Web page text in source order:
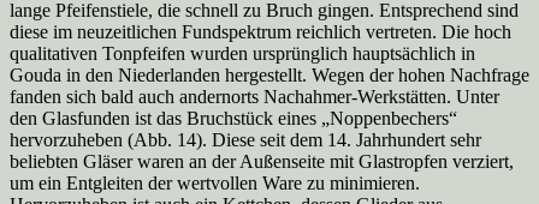
lange Pfeifenstiele, die schnell zu Bruch gingen. Entsprechend sind
diese im neuzeitlichen Fundspektrum reichlich vertreten. Die hoch
qualitativen Tonpfeifen wurden ursprünglich hauptsächlich in
Gouda in den Niederlanden hergestellt. Wegen der hohen Nachfrage
fanden sich bald auch andernorts Nachahmer-Werkstätten. Unter
den Glasfunden ist das Bruchstück eines „Noppenbechers“
hervorzuheben (Abb. 14). Diese seit dem 14. Jahrhundert sehr
beliebten Gläser waren an der Außenseite mit Glastropfen verziert,
um ein Entgleiten der wertvollen Ware zu minimieren.